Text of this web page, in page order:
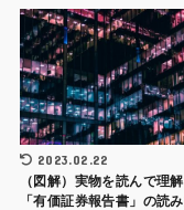
2023.02.22
（図解）実物を読んで理
「有価証券報告書」の読